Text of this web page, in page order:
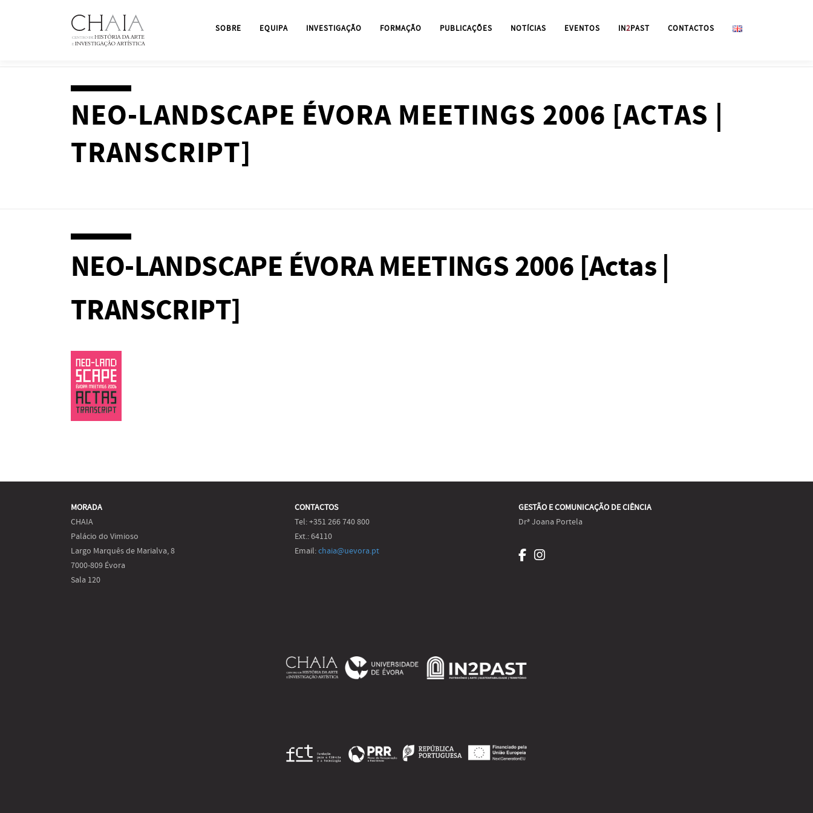
SOBRE EQUIPA INVESTIGAÇÃO FORMAÇÃO PUBLICAÇÕES NOTÍCIAS EVENTOS IN2PAST CONTACTOS
NEO-LANDSCAPE ÉVORA MEETINGS 2006 [ACTAS |
TRANSCRIPT]
NEO-LANDSCAPE ÉVORA MEETINGS 2006 [Actas |
TRANSCRIPT]
MORADA
CHAIA
Palácio do Vimioso
Largo Marquês de Marialva, 8
7000-809 Évora
Sala 120
CONTACTOS
Tel: +351 266 740 800
Ext.: 64110
Email:chaia@uevora.pt
GESTÃO E COMUNICAÇÃO DE CIÊNCIA
Drª Joana Portela